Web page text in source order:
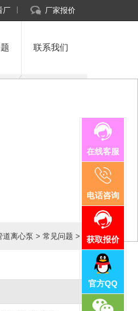
厂 厂家报价
联系我们
在线客服
电话咨询
获取报价
官方QQ
道离心泵 >常见问题 >